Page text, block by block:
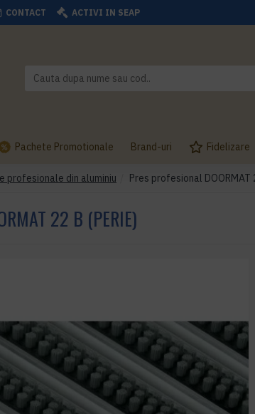
CONTACT ACTIVI IN SEAP
Pachete Promotionale Brand-uri Fidelizare
profesionale din aluminiu Pres profesional DOORMAT
22 B (PERIE)